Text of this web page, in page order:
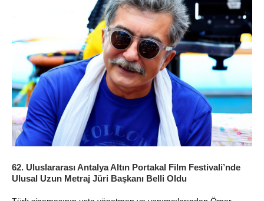
62. Uluslararası Antalya Altın Portakal Film Festivali’nde
Ulusal Uzun Metraj Jüri Başkanı Belli Oldu